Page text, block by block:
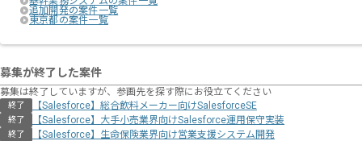
追加開発の案件一覧
東京都の案件一覧
募集が終了した案件
募集は終了していますが、参画先を探す際にお役立てください
終了 【Salesforce】総合飲料メーカー向けSalesforceSE
終了 【Salesforce】大手小売業界向けSalesforce運用保守実装
終了 【Salesforce】生命保険業界向け営業支援システム開発